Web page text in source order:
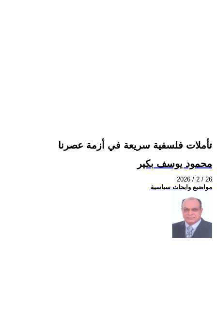
تأملات فلسفية سريعة في أزمة عصرنا
محمود يوسف بكير
2026 / 2 / 26
مواضيع وابحاث سياسية